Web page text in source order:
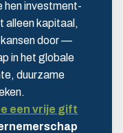
hen investment-
alleen kapitaal,
kansen door —
in het globale
duurzame
een vrije gift